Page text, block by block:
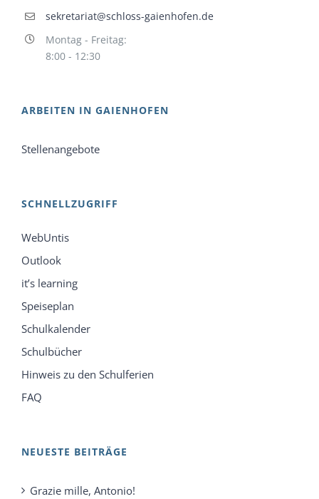
sekretariat@schloss-gaienhofen.de
Montag - Freitag:
8:00 - 12:30
ARBEITEN IN GAIENHOFEN
Stellenangebote
SCHNELLZUGRIFF
WebUntis
Outlook
it’s learning
Speiseplan
Schulkalender
Schulbücher
Hinweis zu den Schulferien
FAQ
NEUESTE BEITRÄGE
Grazie mille, Antonio!